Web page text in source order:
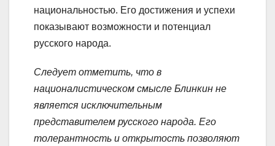
национальностью. Его достижения и успехи
показывают возможности и потенциал
русского народа.
Следует отметить, что в
националистическом смысле Блинкин не
является исключительным
представителем русского народа. Его
толерантность и открытость позволяют